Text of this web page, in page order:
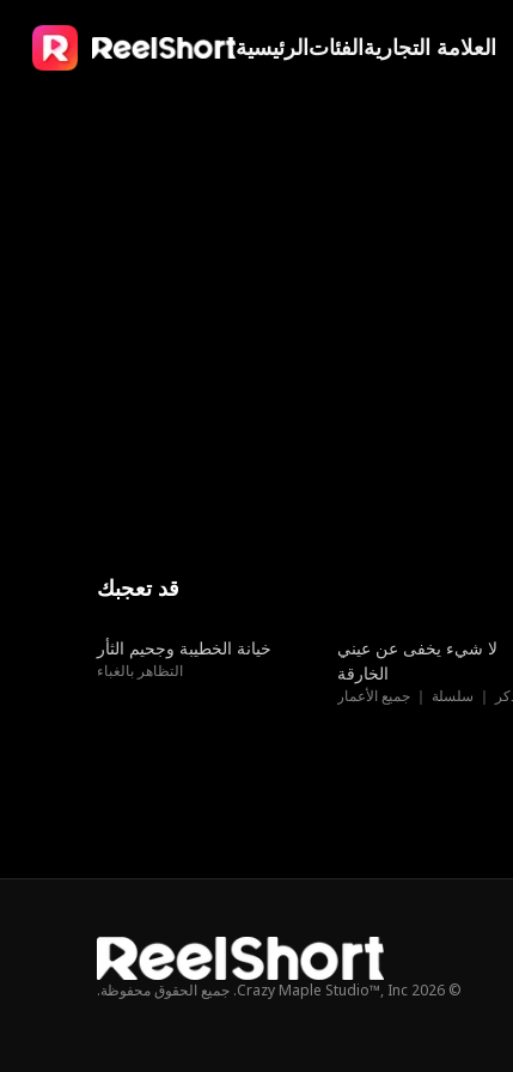
الرئيسيةالفئاتالعلامة التجارية
قد تعجبك
مدبلج
خيانة الخطيبة وجحيم الثأر
التظاهر بالغباء
لا شيء يخفى عن عيني
الخارقة
｜ سلسلة ｜ جميع الأعمار
© 2026 Crazy Maple Studio™, Inc. جميع الحقوق محفوظة.